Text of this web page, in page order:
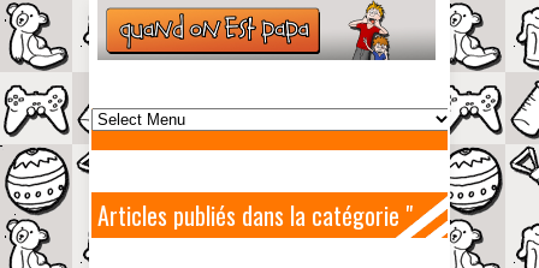
Articles publiés dans la catégorie "
Who’s your daddy "